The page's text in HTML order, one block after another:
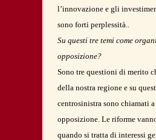
l’innovazione e gli
sono forti perplessità..
Su questi tre temi come
opposizione?
Sono tre questioni di merito
della nostra regione e su
centrosinistra sono chiamati
opposizione. Le riforme
quando si tratta di interessi